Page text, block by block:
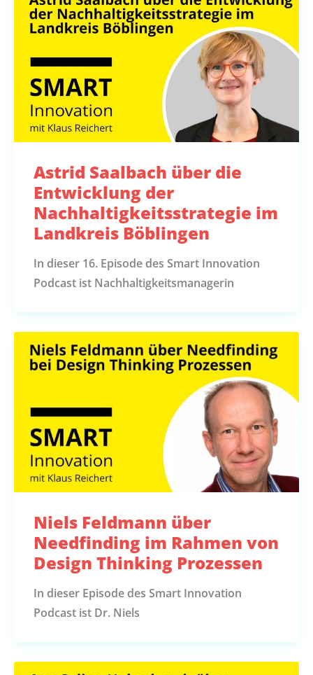
Astrid Saalbach über die
Entwicklung der
Nachhaltigkeitsstrategie im
Landkreis Böblingen
In dieser 16. Episode des Smart Innovation
Podcast ist Nachhaltigkeitsmanagerin
Niels Feldmann über
Needfinding im Rahmen von
Design Thinking Prozessen
In dieser Episode des Smart Innovation
Podcast ist Dr. Niels